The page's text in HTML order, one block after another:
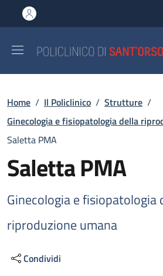
al contenuto principale
to footer content
Briciole di pane
Home / Il Policlinico / Strutture /
Ginecologia e fisiopatologia della
Saletta PMA
Saletta PMA
Ginecologia e fisiopatologia
riproduzione umana
Condividi